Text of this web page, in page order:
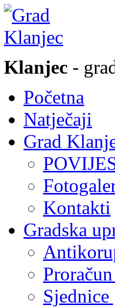
Klanjec -
Početna
Natječaji
Grad
Kontakti
Gradska